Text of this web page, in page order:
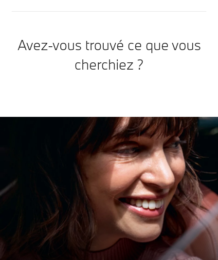
Avez-vous trouvé ce que vous
cherchiez ?